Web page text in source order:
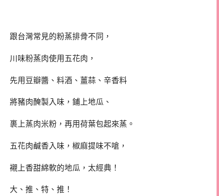
跟台灣常見的粉蒸排骨不同，
川味粉蒸肉使用五花肉，
先用豆瓣醬、料酒、薑蒜、辛香料
將豬肉醃製入味，鋪上地瓜、
裹上蒸肉米粉，再用荷葉包起來蒸。
五花肉鹹香入味，椒麻提味不嗆，
襯上香甜綿軟的地瓜，太經典！
大、推、特、推！